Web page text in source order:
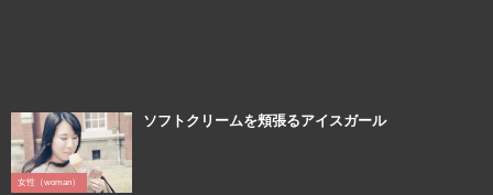
女性（woman）
ソフトクリームを頬張るアイスガール